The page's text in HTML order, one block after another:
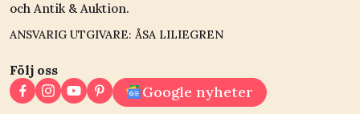
och Antik & Auktion.
ANSVARIG UTGIVARE: ÅSA LILIEGREN
Följ oss
Google nyheter